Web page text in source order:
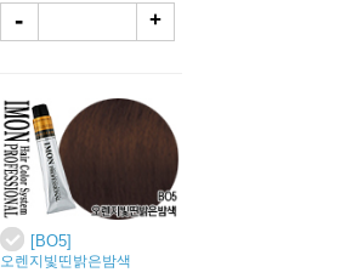
- +
[BO5]
오렌지빛띤밝은밤색